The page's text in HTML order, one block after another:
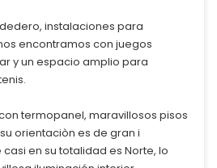
instalaciones para
encontramos con juegos
y un espacio amplio para
termopanel, maravillosos pisos
orientaciòn es de gran i
en su totalidad es Norte, lo